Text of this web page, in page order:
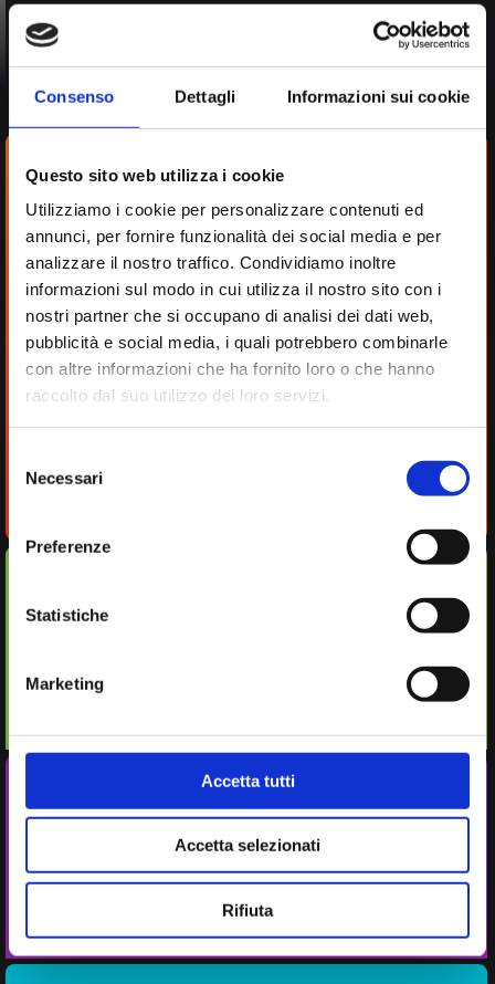
Consenso Dettagli Informazioni sui cookie
Questo sito web utilizza i cookie
Utilizziamo i cookie per personalizzare contenuti ed
annunci, per fornire funzionalità dei social media e per
analizzare il nostro traffico. Condividiamo inoltre
informazioni sul modo in cui utilizza il nostro sito con i
nostri partner che si occupano di analisi dei dati web,
pubblicità e social media, i quali potrebbero combinarle
con altre informazioni che ha fornito loro o che hanno
raccolto dal suo utilizzo dei loro servizi.
delNecessari
Preferenze
Statistiche
Marketing
Accetta tutti
Accetta selezionati
Rifiuta
i moduli
Fashion
Application
Amministrazione